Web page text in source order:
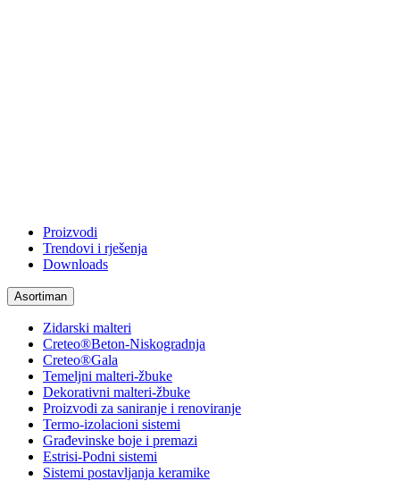
Proizvodi
Trendovi i rješenja
Downloads
Asortiman
Zidarski malteri
Creteo®Beton-Niskogradnja
Creteo®Gala
Temeljni malteri-žbuke
Dekorativni malteri-žbuke
Proizvodi za saniranje i renoviranje
Termo-izolacioni sistemi
Građevinske boje i premazi
Estrisi-Podni sistemi
Sistemi postavljanja keramike